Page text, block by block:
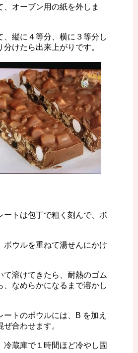
、オーブン用の紙を外しま
、縦に４等分、横に３等分し
けたら出来上がりです。
ートは包丁で粗く刻んで、ボ
ボウルを重ねて湯せんにかけ
て溶けてきたら、耐熱のゴム
、なめらかになるまで溶かし
ートのボウルには、B を加え
合わせます。
冷蔵庫で１時間ほど冷やし固